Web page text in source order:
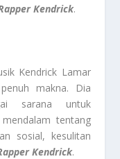
Kendrick.
Kendrick Lamar
makna. Dia
sarana untuk
tentang
sosial, kesulitan
Kendrick.